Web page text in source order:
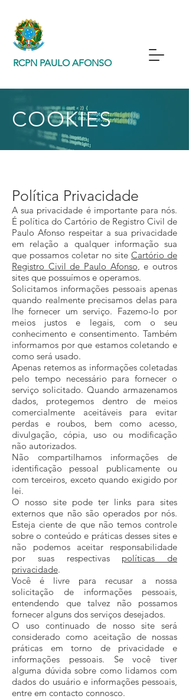
RCPN PAULO AFONSO
COOKIES
Política Privacidade
A sua privacidade é importante para nós.
É política do Cartório de Registro Civil de
Paulo Afonso respeitar a sua privacidade
em relação a qualquer informação sua
que possamos coletar no site Cartório de
Registro Civil de Paulo Afonso, e outros
sites que possuímos e operamos.
Solicitamos informações pessoais apenas
quando realmente precisamos delas para
lhe fornecer um serviço. Fazemo-lo por
meios justos e legais, com o seu
conhecimento e consentimento. Também
informamos por que estamos coletando e
como será usado.
Apenas retemos as informações coletadas
pelo tempo necessário para fornecer o
serviço solicitado. Quando armazenamos
dados, protegemos dentro de meios
comercialmente aceitáveis ​​para evitar
perdas e roubos, bem como acesso,
divulgação, cópia, uso ou modificação
não autorizados.
Não compartilhamos informações de
identificação pessoal publicamente ou
com terceiros, exceto quando exigido por
lei.
O nosso site pode ter links para sites
externos que não são operados por nós.
Esteja ciente de que não temos controle
sobre o conteúdo e práticas desses sites e
não podemos aceitar responsabilidade
por suas respectivas políticas de
privacidade.
Você é livre para recusar a nossa
solicitação de informações pessoais,
entendendo que talvez não possamos
fornecer alguns dos serviços desejados.
O uso continuado de nosso site será
considerado como aceitação de nossas
práticas em torno de privacidade e
informações pessoais. Se você tiver
alguma dúvida sobre como lidamos com
dados do usuário e informações pessoais,
entre em contacto connosco.